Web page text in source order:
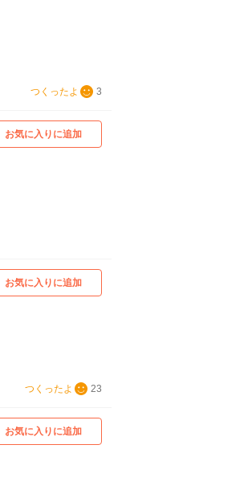
つくったよ 3
お気に入りに追加
お気に入りに追加
つくったよ 23
お気に入りに追加